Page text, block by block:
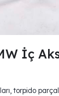
İç
torpido